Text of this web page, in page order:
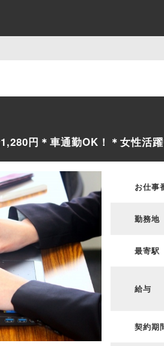
円＊車通勤OK！＊女性活
お仕事
勤務地
最寄駅
給与
契約期